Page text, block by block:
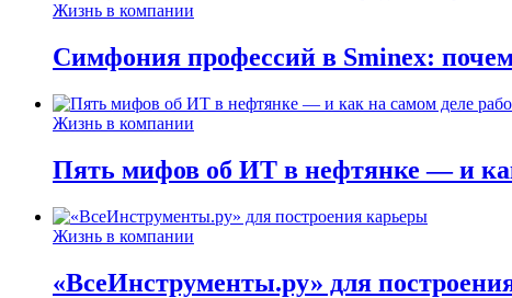
Жизнь в компании
Симфония профессий в Sminex:
Жизнь в компании
Пять мифов об ИТ в нефтянке — и
Жизнь в компании
«ВсеИнструменты.ру» для